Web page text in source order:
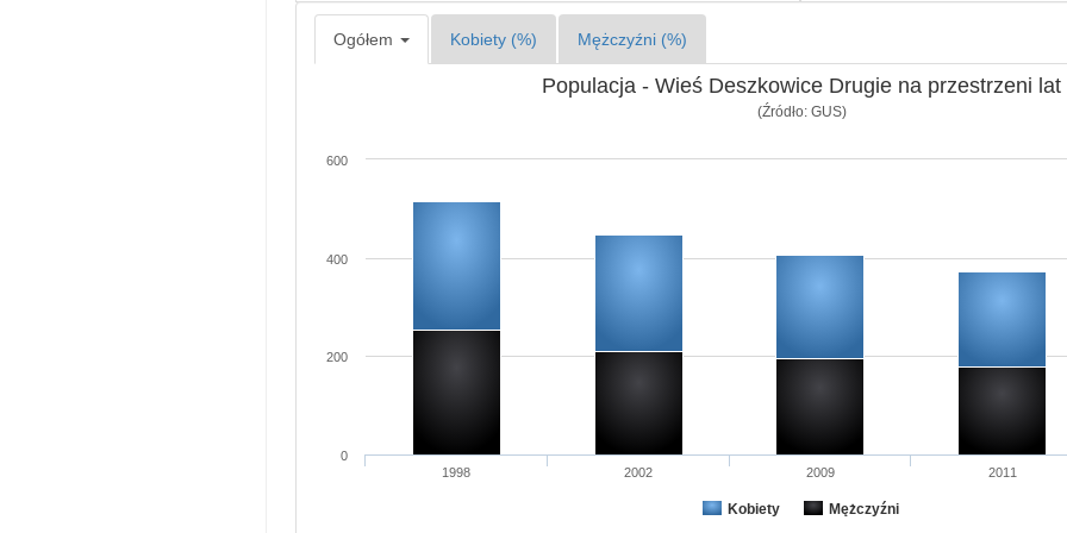
Ogółem Kobiety (%) Mężczyźni (%)
Populacja - Wieś Deszkowice Drugie na przestrzeni lat
(Źródło: GUS)
Kobiety Mężczyźni
1998 2002 2009 2011
0
200
400
600